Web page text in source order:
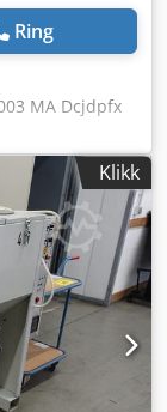
Ring
MA Dcjdpfx
mm Rotorens
Klikk